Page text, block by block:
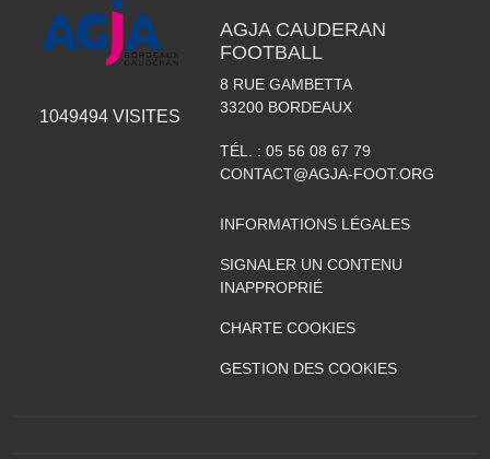
1049494VISITES
AGJA CAUDERAN
FOOTBALL
8 RUE GAMBETTA
33200 BORDEAUX
TÉL. : 05 56 08 67 79
CONTACT@AGJA-FOOT.ORG
INFORMATIONS LÉGALES
SIGNALER UN CONTENU
INAPPROPRIÉ
CHARTE COOKIES
GESTION DES COOKIES